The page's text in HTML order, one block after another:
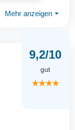
Mehr anzeigen ⏷
9,2/10
gut
★★★★